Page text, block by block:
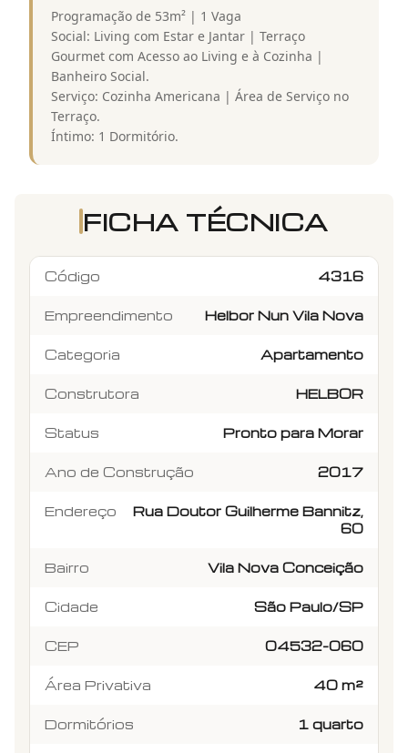
Programação de 53m² | 1 Vaga
Social: Living com Estar e Jantar | Terraço
Gourmet com Acesso ao Living e à Cozinha |
Banheiro Social.
Serviço: Cozinha Americana | Área de Serviço no
Terraço.
Íntimo: 1 Dormitório.
FICHA TÉCNICA
Código 4316
Empreendimento Helbor Nun Vila Nova
Categoria Apartamento
Construtora HELBOR
Status Pronto para Morar
Ano de Construção 2017
Endereço
Rua Doutor Guilherme Bannitz,
60
Bairro Vila Nova Conceição
Cidade São Paulo/SP
CEP 04532-060
Área Privativa 40 m²
Dormitórios 1 quarto